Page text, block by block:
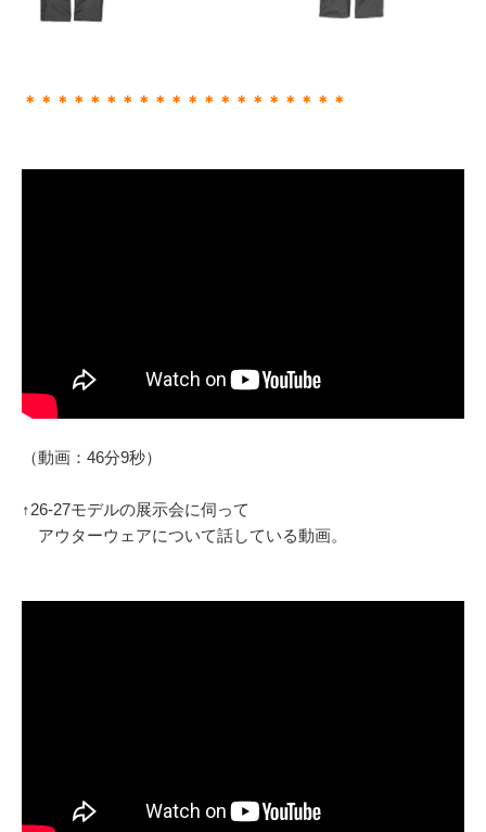
＊＊＊＊＊＊＊＊＊＊＊＊＊＊＊＊＊＊＊＊
（動画：46分9秒）
↑26-27モデルの展示会に伺って
アウターウェアについて話している動画。